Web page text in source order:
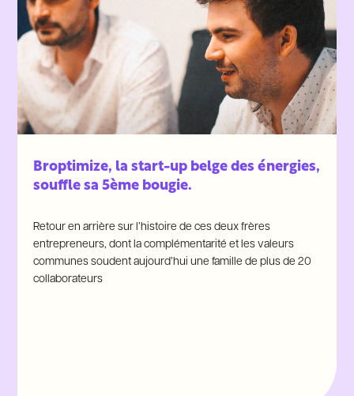
Broptimize, la start-up belge des énergies,
souffle sa 5ème bougie.
Retour en arrière sur l’histoire de ces deux frères
entrepreneurs, dont la complémentarité et les valeurs
communes soudent aujourd’hui une famille de plus de 20
collaborateurs